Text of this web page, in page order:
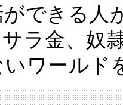
ができる人
ラ金、奴
いワールド